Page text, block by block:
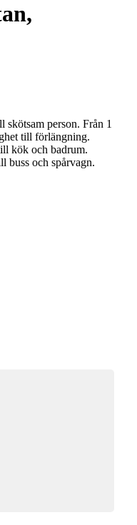
person. Från 1
till förlängning.
kök och badrum.
buss och spårvagn.